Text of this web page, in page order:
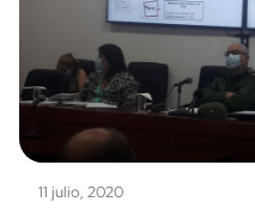
11 julio, 2020